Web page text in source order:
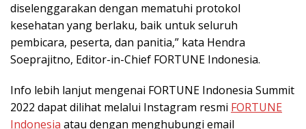
diselenggarakan dengan mematuhi protokol
kesehatan yang berlaku, baik untuk seluruh
pembicara, peserta, dan panitia,” kata Hendra
Soeprajitno, Editor-in-Chief FORTUNE Indonesia.
Info lebih lanjut mengenai FORTUNE Indonesia Summit
2022 dapat dilihat melalui Instagram resmi FORTUNE
Indonesia atau dengan menghubungi email